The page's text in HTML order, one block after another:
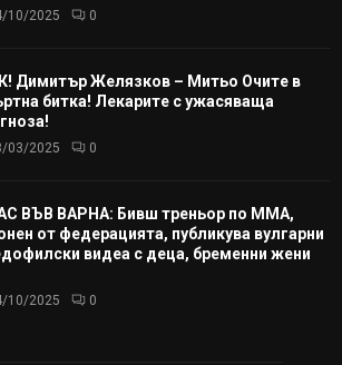
10/2025 0
Димитър Желязков – Митьо Очите в
битка! Лекарите с ужасяваща
03/2025 0
ВЪВ ВАРНА: Бивш треньор по ММА,
от федерацията, публикува вулгарни
видеа с деца, бременни жени
10/2025 0